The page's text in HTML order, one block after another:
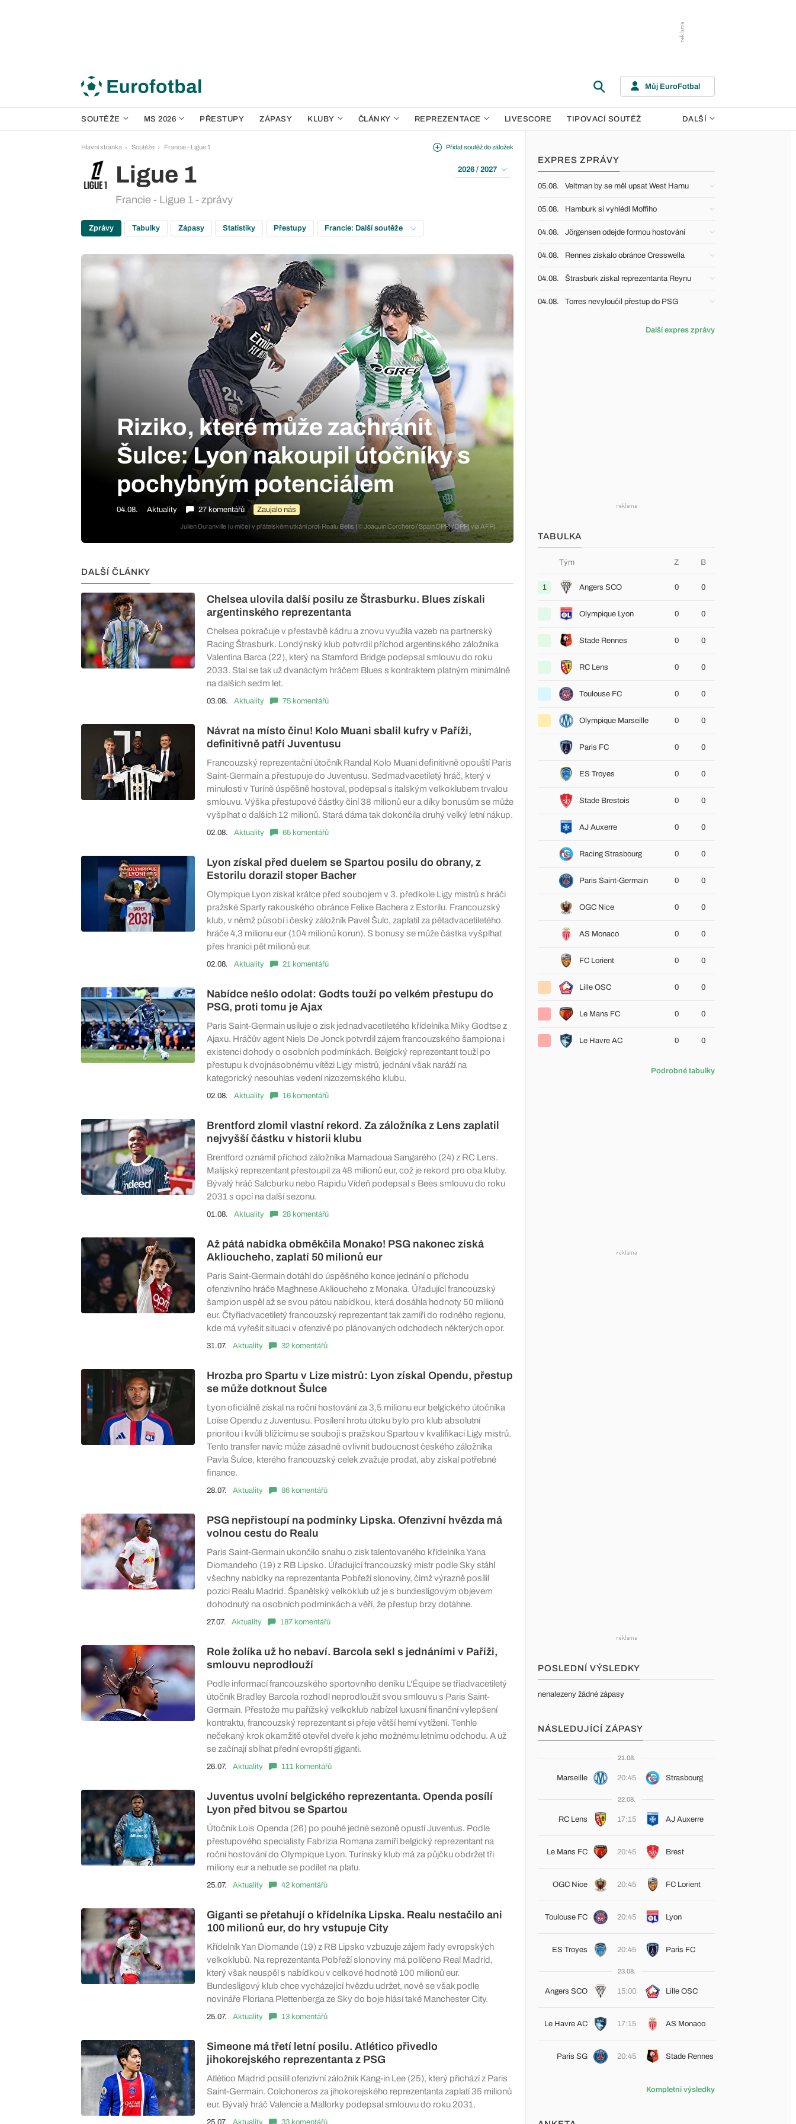
Můj EuroFotbal
SOUTĚŽE MS 2026 PŘESTUPY ZÁPASY KLUBY ČLÁNKY REPREZENTACE LIVESCORE TIPOVACÍ SOUTĚŽ DALŠÍ
Hlavní stránka Soutěže Francie - Ligue 1
Ligue 1
Francie - Ligue 1 - zprávy
Přidat soutěž do záložek
2026 / 2027
Zprávy Tabulky Zápasy Statistiky Přestupy Francie: Další soutěže
Julien Duranville (u míče) v přátelském utkání proti Realu Betis (© Joaquin Corchero / Spain DPPI / DPPI via AFP)
Riziko, které může zachránit
Šulce: Lyon nakoupil útočníky s
pochybným potenciálem
04.08. Aktuality 27 komentářů Zaujalo nás
DALŠÍ ČLÁNKY
Chelsea ulovila další posilu ze Štrasburku. Blues získali
argentinského reprezentanta
Chelsea pokračuje v přestavbě kádru a znovu využila vazeb na partnerský
Racing Štrasburk. Londýnský klub potvrdil příchod argentinského záložníka
Valentína Barca (22), který na Stamford Bridge podepsal smlouvu do roku
2033. Stal se tak už dvanáctým hráčem Blues s kontraktem platným minimálně
na dalších sedm let.
03.08. Aktuality 75 komentářů
Návrat na místo činu! Kolo Muani sbalil kufry v Paříži,
definitivně patří Juventusu
Francouzský reprezentační útočník Randal Kolo Muani definitivně opouští Paris
Saint-Germain a přestupuje do Juventusu. Sedmadvacetiletý hráč, který v
minulosti v Turíně úspěšně hostoval, podepsal s italským velkoklubem trvalou
smlouvu. Výška přestupové částky činí 38 milionů eur a díky bonusům se může
vyšplhat o dalších 12 milionů. Stará dáma tak dokončila druhý velký letní nákup.
02.08. Aktuality 65 komentářů
Lyon získal před duelem se Spartou posilu do obrany, z
Estorilu dorazil stoper Bacher
Olympique Lyon získal krátce před soubojem v 3. předkole Ligy mistrů s hráči
pražské Sparty rakouského obránce Felixe Bachera z Estorilu. Francouzský
klub, v němž působí i český záložník Pavel Šulc, zaplatil za pětadvacetiletého
hráče 4,3 milionu eur (104 milionů korun). S bonusy se může částka vyšplhat
přes hranici pět milionů eur.
02.08. Aktuality 21 komentářů
Nabídce nešlo odolat: Godts touží po velkém přestupu do
PSG, proti tomu je Ajax
Paris Saint-Germain usiluje o zisk jednadvacetiletého křídelníka Miky Godtse z
Ajaxu. Hráčův agent Niels De Jonck potvrdil zájem francouzského šampiona i
existenci dohody o osobních podmínkách. Belgický reprezentant touží po
přestupu k dvojnásobnému vítězi Ligy mistrů, jednání však naráží na
kategorický nesouhlas vedení nizozemského klubu.
02.08. Aktuality 16 komentářů
Brentford zlomil vlastní rekord. Za záložníka z Lens zaplatil
nejvyšší částku v historii klubu
Brentford oznámil příchod záložníka Mamadoua Sangarého (24) z RC Lens.
Malijský reprezentant přestoupil za 48 milionů eur, což je rekord pro oba kluby.
Bývalý hráč Salcburku nebo Rapidu Vídeň podepsal s Bees smlouvu do roku
2031 s opcí na další sezonu.
01.08. Aktuality 28 komentářů
Až pátá nabídka obměkčila Monako! PSG nakonec získá
Aklioucheho, zaplatí 50 milionů eur
Paris Saint-Germain dotáhl do úspěšného konce jednání o příchodu
ofenzivního hráče Maghnese Aklioucheho z Monaka. Úřadující francouzský
šampion uspěl až se svou pátou nabídkou, která dosáhla hodnoty 50 milionů
eur. Čtyřiadvacetiletý francouzský reprezentant tak zamíří do rodného regionu,
kde má vyřešit situaci v ofenzivě po plánovaných odchodech některých opor.
31.07. Aktuality 32 komentářů
Hrozba pro Spartu v Lize mistrů: Lyon získal Opendu, přestup
se může dotknout Šulce
Lyon oficiálně získal na roční hostování za 3,5 milionu eur belgického útočníka
Loïse Opendu z Juventusu. Posílení hrotu útoku bylo pro klub absolutní
prioritou i kvůli blížícímu se souboji s pražskou Spartou v kvalifikaci Ligy mistrů.
Tento transfer navíc může zásadně ovlivnit budoucnost českého záložníka
Pavla Šulce, kterého francouzský celek zvažuje prodat, aby získal potřebné
finance.
28.07. Aktuality 86 komentářů
PSG nepřistoupí na podmínky Lipska. Ofenzivní hvězda má
volnou cestu do Realu
Paris Saint-Germain ukončilo snahu o zisk talentovaného křídelníka Yana
Diomandeho (19) z RB Lipsko. Úřadující francouzský mistr podle Sky stáhl
všechny nabídky na reprezentanta Pobřeží slonoviny, čímž výrazně posílil
pozici Realu Madrid. Španělský velkoklub už je s bundesligovým objevem
dohodnutý na osobních podmínkách a věří, že přestup brzy dotáhne.
27.07. Aktuality 187 komentářů
Role žolíka už ho nebaví. Barcola sekl s jednáními v Paříži,
smlouvu neprodlouží
Podle informací francouzského sportovního deníku L'Équipe se třiadvacetiletý
útočník Bradley Barcola rozhodl neprodloužit svou smlouvu s Paris Saint-
Germain. Přestože mu pařížský velkoklub nabízel luxusní finanční vylepšení
kontraktu, francouzský reprezentant si přeje větší herní vytížení. Tenhle
nečekaný krok okamžitě otevřel dveře k jeho možnému letnímu odchodu. A už
se začínají sbíhat přední evropští giganti.
26.07. Aktuality 111 komentářů
Juventus uvolní belgického reprezentanta. Openda posílí
Lyon před bitvou se Spartou
Útočník Lois Openda (26) po pouhé jedné sezoně opustí Juventus. Podle
přestupového specialisty Fabrizia Romana zamíří belgický reprezentant na
roční hostování do Olympique Lyon. Turínský klub má za půjčku obdržet tři
miliony eur a nebude se podílet na platu.
25.07. Aktuality 42 komentářů
Giganti se přetahují o křídelníka Lipska. Realu nestačilo ani
100 milionů eur, do hry vstupuje City
Křídelník Yan Diomande (19) z RB Lipsko vzbuzuje zájem řady evropských
velkoklubů. Na reprezentanta Pobřeží slonoviny má políčeno Real Madrid,
který však neuspěl s nabídkou v celkové hodnotě 100 milionů eur.
Bundesligový klub chce vycházející hvězdu udržet, nově se však podle
novináře Floriana Plettenberga ze Sky do boje hlásí také Manchester City.
25.07. Aktuality 13 komentářů
Simeone má třetí letní posilu. Atlético přivedlo
jihokorejského reprezentanta z PSG
Atlético Madrid posílil ofenzivní záložník Kang-in Lee (25), který přichází z Paris
Saint-Germain. Colchoneros za jihokorejského reprezentanta zaplatí 35 milionů
eur. Bývalý hráč Valencie a Mallorky podepsal smlouvu do roku 2031.
25.07. Aktuality 33 komentářů
EXPRES ZPRÁVY
05.08. Veltman by se měl upsat West Hamu
05.08. Hamburk si vyhlédl Moffiho
04.08. Jörgensen odejde formou hostování
04.08. Rennes získalo obránce Cresswella
04.08. Štrasburk získal reprezentanta Reynu
04.08. Torres nevyloučil přestup do PSG
Další expres zprávy
TABULKA
Tým Z B
1 Angers SCO 0 0
Olympique Lyon 0 0
Stade Rennes 0 0
RC Lens 0 0
Toulouse FC 0 0
Olympique Marseille 0 0
Paris FC 0 0
ES Troyes 0 0
Stade Brestois 0 0
AJ Auxerre 0 0
Racing Strasbourg 0 0
Paris Saint-Germain 0 0
OGC Nice 0 0
AS Monaco 0 0
FC Lorient 0 0
Lille OSC 0 0
Le Mans FC 0 0
Le Havre AC 0 0
Podrobné tabulky
POSLEDNÍ VÝSLEDKY
nenalezeny žádné zápasy
NÁSLEDUJÍCÍ ZÁPASY
21.08.
Marseille 20:45 Strasbourg
22.08.
RC Lens 17:15 AJ Auxerre
Le Mans FC 20:45 Brest
OGC Nice 20:45 FC Lorient
Toulouse FC 20:45 Lyon
ES Troyes 20:45 Paris FC
23.08.
Angers SCO 15:00 Lille OSC
Le Havre AC 17:15 AS Monaco
Paris SG 20:45 Stade Rennes
Kompletní výsledky